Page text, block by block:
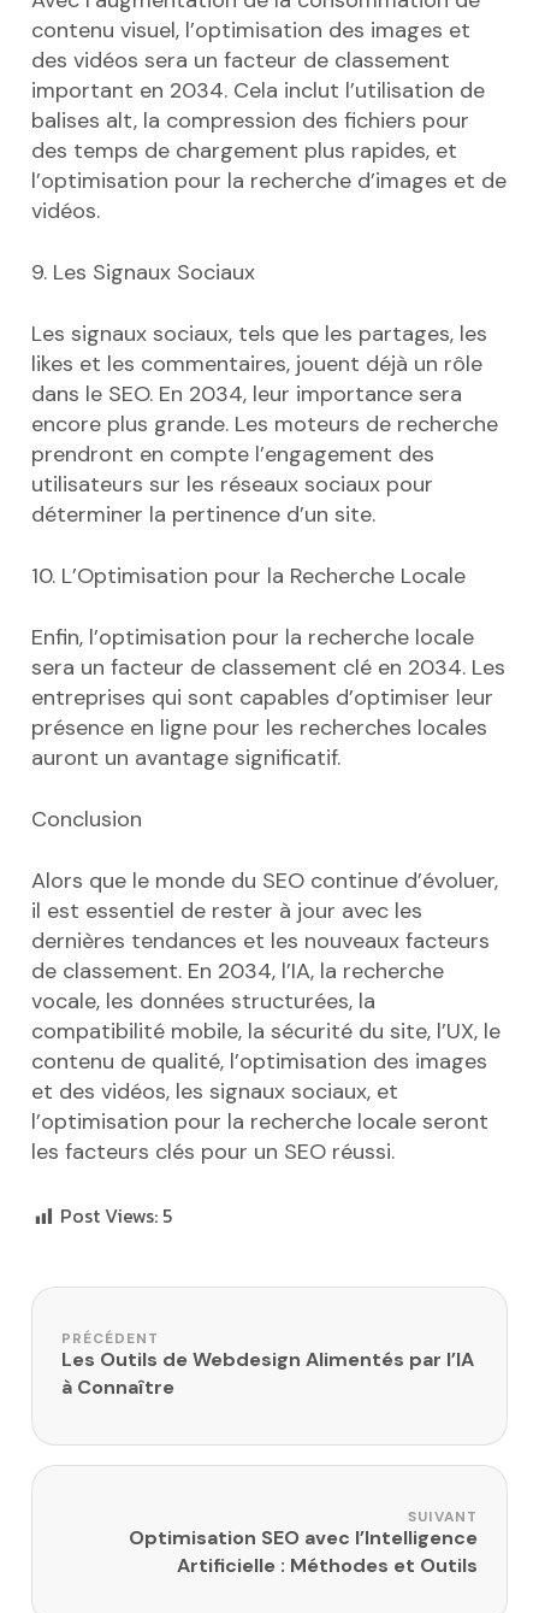
contenu visuel, l’optimisation des images et
des vidéos sera un facteur de classement
important en 2034. Cela inclut l’utilisation de
balises alt, la compression des fichiers pour
des temps de chargement plus rapides, et
l’optimisation pour la recherche d’images et de
vidéos.
9. Les Signaux Sociaux
Les signaux sociaux, tels que les partages, les
likes et les commentaires, jouent déjà un rôle
dans le SEO. En 2034, leur importance sera
encore plus grande. Les moteurs de recherche
prendront en compte l’engagement des
utilisateurs sur les réseaux sociaux pour
déterminer la pertinence d’un site.
10. L’Optimisation pour la Recherche Locale
Enfin, l’optimisation pour la recherche locale
sera un facteur de classement clé en 2034. Les
entreprises qui sont capables d’optimiser leur
présence en ligne pour les recherches locales
auront un avantage significatif.
Conclusion
Alors que le monde du SEO continue d’évoluer,
il est essentiel de rester à jour avec les
dernières tendances et les nouveaux facteurs
de classement. En 2034, l’IA, la recherche
vocale, les données structurées, la
compatibilité mobile, la sécurité du site, l’UX, le
contenu de qualité, l’optimisation des images
et des vidéos, les signaux sociaux, et
l’optimisation pour la recherche locale seront
les facteurs clés pour un SEO réussi.
Post Views: 5
Navigation de l’article
PRÉCÉDENT
Les Outils de Webdesign Alimentés par l’IA
à Connaître
SUIVANT
Optimisation SEO avec l’Intelligence
Artificielle : Méthodes et Outils